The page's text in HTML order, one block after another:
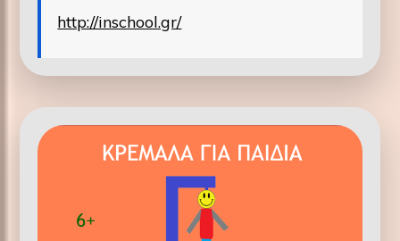
http://inschool.gr/